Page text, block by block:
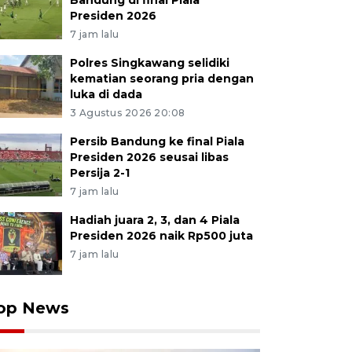
Presiden 2026
7 jam lalu
Polres Singkawang selidiki
kematian seorang pria dengan
luka di dada
3 Agustus 2026 20:08
Persib Bandung ke final Piala
Presiden 2026 seusai libas
Persija 2-1
7 jam lalu
Hadiah juara 2, 3, dan 4 Piala
Presiden 2026 naik Rp500 juta
7 jam lalu
News